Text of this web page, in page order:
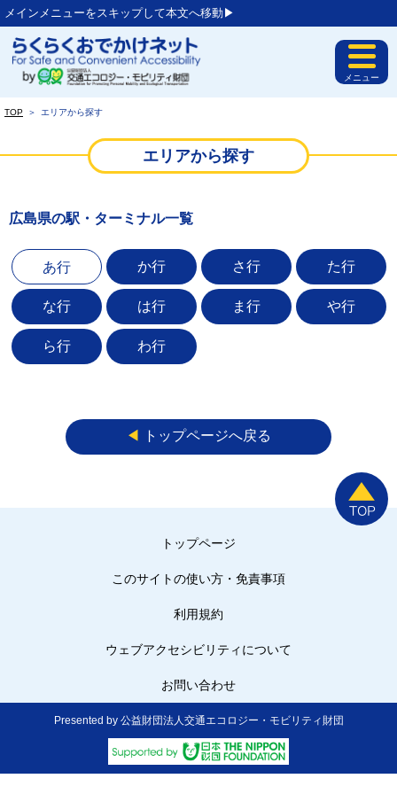
メインメニューをスキップして本文へ移動▶︎
メニュー
TOP ＞ エリアから探す
エリアから探す
広島県の駅・ターミナル一覧
あ行 か行 さ行 た行
な行 は行 ま行 や行
ら行 わ行
◀︎ トップページへ戻る
トップページ
このサイトの使い方・免責事項
利用規約
ウェブアクセシビリティについて
お問い合わせ
Presented by 公益財団法人交通エコロジー・モビリティ財団